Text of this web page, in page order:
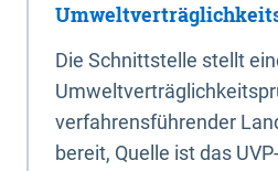
Die Schnittstelle stellt
verfahrensführender
bereit, Quelle ist das